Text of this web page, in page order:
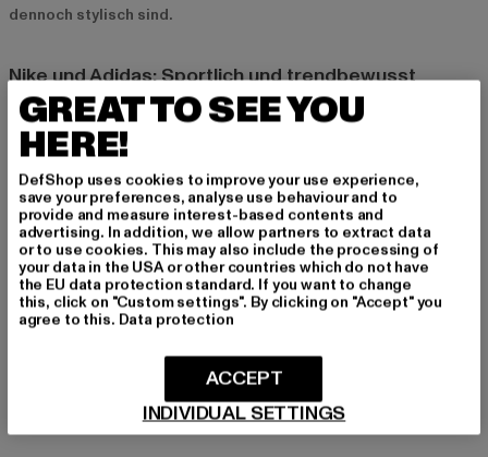
dennoch stylisch sind.
Nike und Adidas: Sportlich und trendbewusst
Für sportliche Statement-Shirts sind Nikeund
perfekte Wahl. Die Shirts dieser Marken bieten nicht nur einen
hohen Tragekomfort, sondern auch auffällige Logos und
Slogans, die jedem Outfit einen sportlichen Touch verleihen.
Alpha Industries und Thug Life: Authentische
Statements
Alpha IndustriesundThug Lifesind für ihre authentischen
Statement-Shirts bekannt, die den urbanen Streetstyle
authentischen Charakter und setzen ein Statement für die
GREAT TO SEE YOU
HERE!
DefShop uses cookies to improve your use experience,
save your preferences, analyse use behaviour and to
provide and measure interest-based contents and
advertising. In addition, we allow partners to extract data
or to use cookies. This may also include the processing of
your data in the USA or other countries which do not have
the EU data protection standard. If you want to change
this, click on "Custom settings". By clicking on "Accept" you
agree to this. Data protection
INDIVIDUAL SETTINGS
ACCEPT